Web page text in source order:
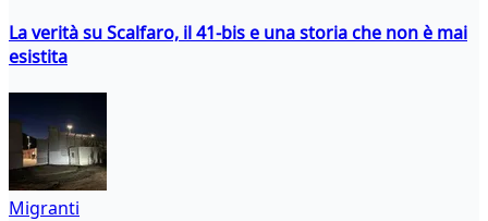
La verità su Scalfaro, il 41-bis e una storia che non è mai
esistita
Migranti